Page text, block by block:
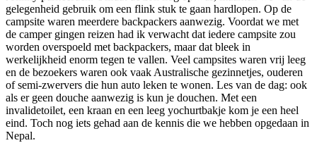
gelegenheid gebruik om een flink stuk te gaan hardlopen. Op de
campsite waren meerdere backpackers aanwezig. Voordat we met
de camper gingen reizen had ik verwacht dat iedere campsite zou
worden overspoeld met backpackers, maar dat bleek in
werkelijkheid enorm tegen te vallen. Veel campsites waren vrij leeg
en de bezoekers waren ook vaak Australische gezinnetjes, ouderen
of semi-zwervers die hun auto leken te wonen. Les van de dag: ook
als er geen douche aanwezig is kun je douchen. Met een
invalidetoilet, een kraan en een leeg yochurtbakje kom je een heel
eind. Toch nog iets gehad aan de kennis die we hebben opgedaan in
Nepal.